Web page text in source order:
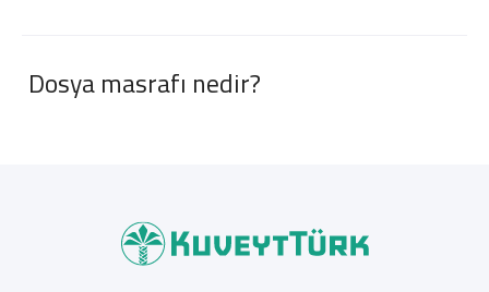
Dosya masrafı nedir?